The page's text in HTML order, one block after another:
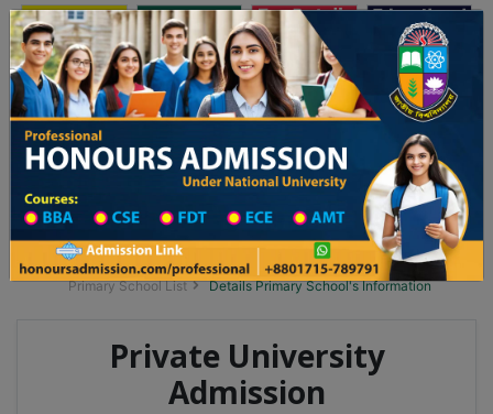
Toggle navigation অনার্স ভর্তি প্রফেশনাল অনার্স
Updates
২৬ শিক্ষাবর্ষের ১ম বর্ষের ভর্তি আবেদন বিজ্ঞপ্তি ঢাকা বিশ্ববিদ্যালয় ২০২৫-২৬ শিক্ষাবর্ষে
Division List
Primary School District Wise
Primary School in নবাবগঞ্জ
Primary School List
Details Primary School's Information
Private University
Admission